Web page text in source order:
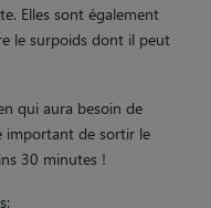
Elles sont également
le surpoids dont il peut
qui aura besoin de
important de sortir le
30 minutes !